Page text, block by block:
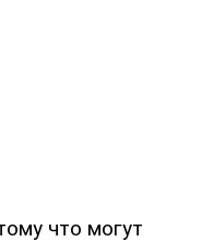
что могут